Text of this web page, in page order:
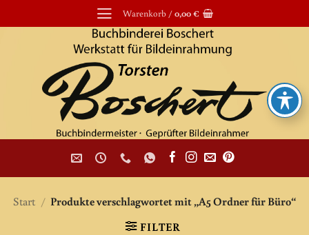
Inhalt
Warenkorb /0,00€
Start / Produkte verschlagwortet mit „A5 Ordner für Büro“
FILTER